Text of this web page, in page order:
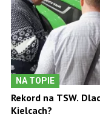
NA TOPIE
Rekord na TSW.
Kielcach?